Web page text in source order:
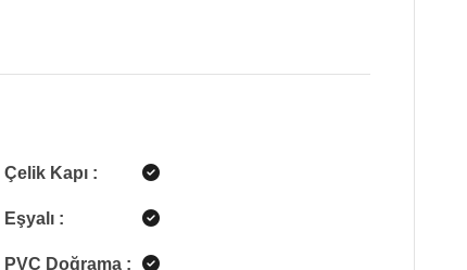
Çelik Kapı :
Eşyalı :
PVC Doğrama :